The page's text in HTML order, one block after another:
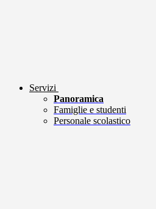
Servizi
Panoramica
Famiglie e studenti
Personale scolastico